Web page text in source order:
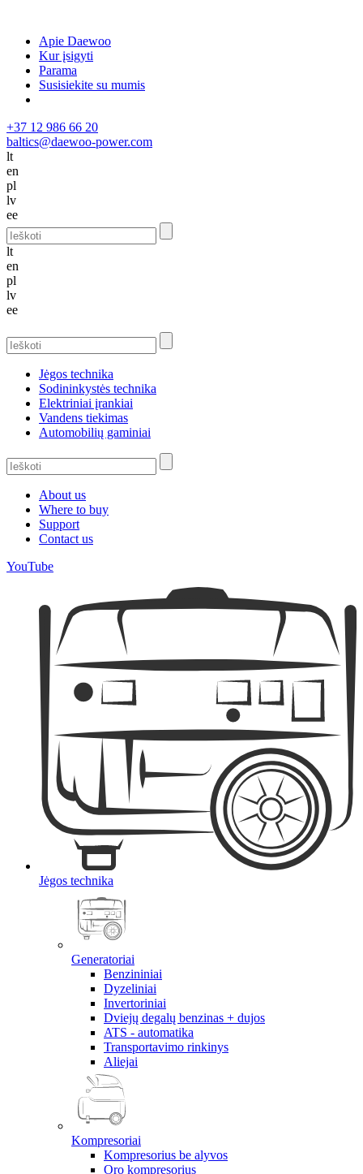
Apie Daewoo
Kur įsigyti
Parama
Susisiekite su mumis
+37 12 986 66 20
baltics@daewoo-power.com
lt
en
pl
lv
ee
lt
en
pl
lv
ee
Jėgos technika
Sodininkystės technika
Elektriniai įrankiai
Vandens tiekimas
Automobilių gaminiai
About us
Where to buy
Support
Contact us
YouTube
Jėgos technika
Generatoriai
Benzininiai
Dyzeliniai
Invertoriniai
Dviejų degalų benzinas + dujos
ATS - automatika
Transportavimo rinkinys
Aliejai
Kompresoriai
Kompresorius be alyvos
Oro kompresorius